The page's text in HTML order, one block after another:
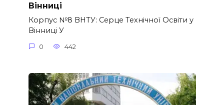
Вінниці
Корпус №8 ВНТУ: Серце Технічної Освіти у
Вінниці У
0 442